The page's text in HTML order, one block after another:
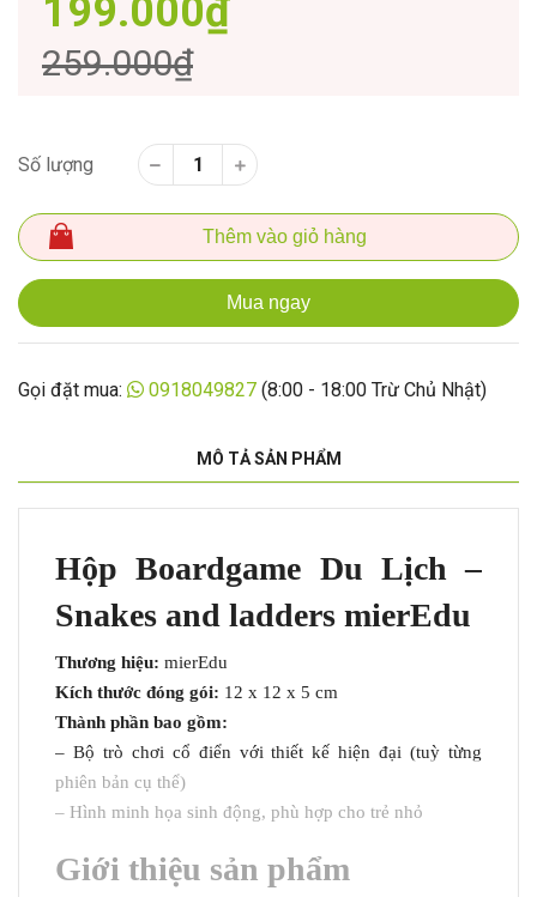
199.000₫
259.000₫
Số lượng
Thêm vào giỏ hàng
Mua ngay
Gọi đặt mua: 0918049827 (8:00 - 18:00 Trừ Chủ Nhật)
MÔ TẢ SẢN PHẨM
Hộp Boardgame Du Lịch –
Snakes and ladders mierEdu
Thương hiệu: mierEdu
Kích thước đóng gói: 12 x 12 x 5 cm
Thành phần bao gồm:
– Bộ trò chơi cổ điển với thiết kế hiện đại (tuỳ từng
phiên bản cụ thể)
– Hình minh họa sinh động, phù hợp cho trẻ nhỏ
Giới thiệu sản phẩm